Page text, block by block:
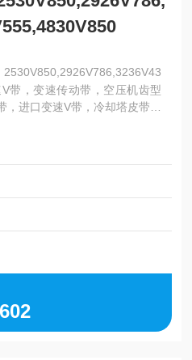
带，变速传动带，空压机齿型
进口变速V带，冷却塔皮带。
度保力强同步带。